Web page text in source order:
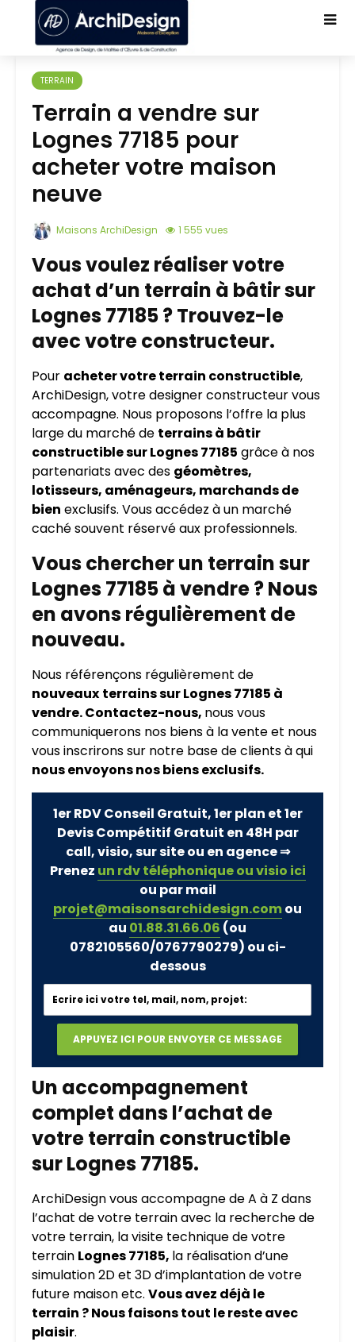
TERRAIN
Terrain a vendre sur
Lognes 77185 pour
acheter votre maison
neuve
Maisons ArchiDesign 1 555 vues
Vous voulez réaliser votre
achat d’un terrain à bâtir sur
Lognes 77185 ? Trouvez-le
avec votre constructeur.
Pour acheter votre terrain constructible,
ArchiDesign, votre designer constructeur vous
accompagne. Nous proposons l’offre la plus
large du marché de terrains à bâtir
constructible sur Lognes 77185 grâce à nos
partenariats avec des géomètres,
lotisseurs, aménageurs, marchands de
bien exclusifs. Vous accédez à un marché
caché souvent réservé aux professionnels.
Vous chercher un terrain sur
Lognes 77185 à vendre ? Nous
en avons régulièrement de
nouveau.
Nous référençons régulièrement de
nouveaux terrains sur Lognes 77185 à
vendre. Contactez-nous, nous vous
communiquerons nos biens à la vente et nous
vous inscrirons sur notre base de clients à qui
nous envoyons nos biens exclusifs.
1er RDV Conseil Gratuit, 1er plan et 1er
Devis Compétitif Gratuit en 48H par
call, visio, sur site ou en agence ⇒
Prenez un rdv téléphonique ou visio ici
ou par mail
projet@maisonsarchidesign.comou
au 01.88.31.66.06 (ou
0782105560/0767790279) ou ci-
dessous
Un accompagnement
complet dans l’achat de
votre terrain constructible
sur Lognes 77185.
ArchiDesign vous accompagne de A à Z dans
l’achat de votre terrain avec la recherche de
votre terrain, la visite technique de votre
terrain Lognes 77185, la réalisation d’une
simulation 2D et 3D d’implantation de votre
future maison etc. Vous avez déjà le
terrain ? Nous faisons tout le reste avec
plaisir.